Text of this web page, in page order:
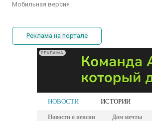
Мобильная версия
Реклама на портале
РЕКЛАМА
НОВОСТИ ИСТОРИИ
Новости о пенсии Дом мечты